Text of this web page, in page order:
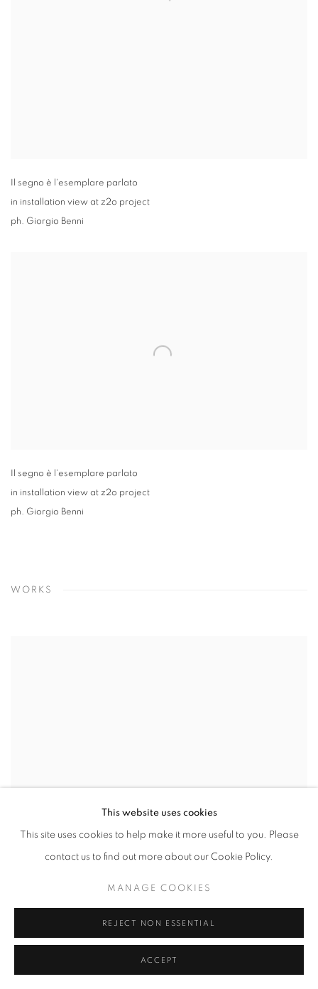
Il segno è l'esemplare parlato
in installation view at z2o project
ph. Giorgio Benni
Il segno è l'esemplare parlato
in installation view at z2o project
ph. Giorgio Benni
WORKS
This website uses cookies
This site uses cookies to help make it more useful to you. Please
contact us to find out more about our Cookie Policy.
MANAGE COOKIES
REJECT NON ESSENTIAL
ACCEPT